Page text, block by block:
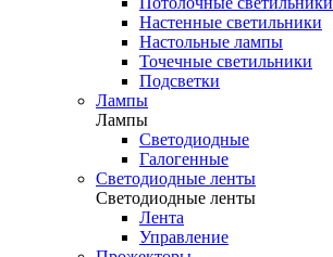
Настенные светильники
Настольные лампы
Точечные светильники
Подсветки
Лампы
Лампы
Светодиодные
Галогенные
Светодиодные ленты
Светодиодные ленты
Лента
Управление